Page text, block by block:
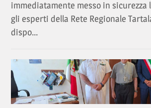
immediatamente messo in sicurezza
gli esperti della Rete Regionale
dispo...